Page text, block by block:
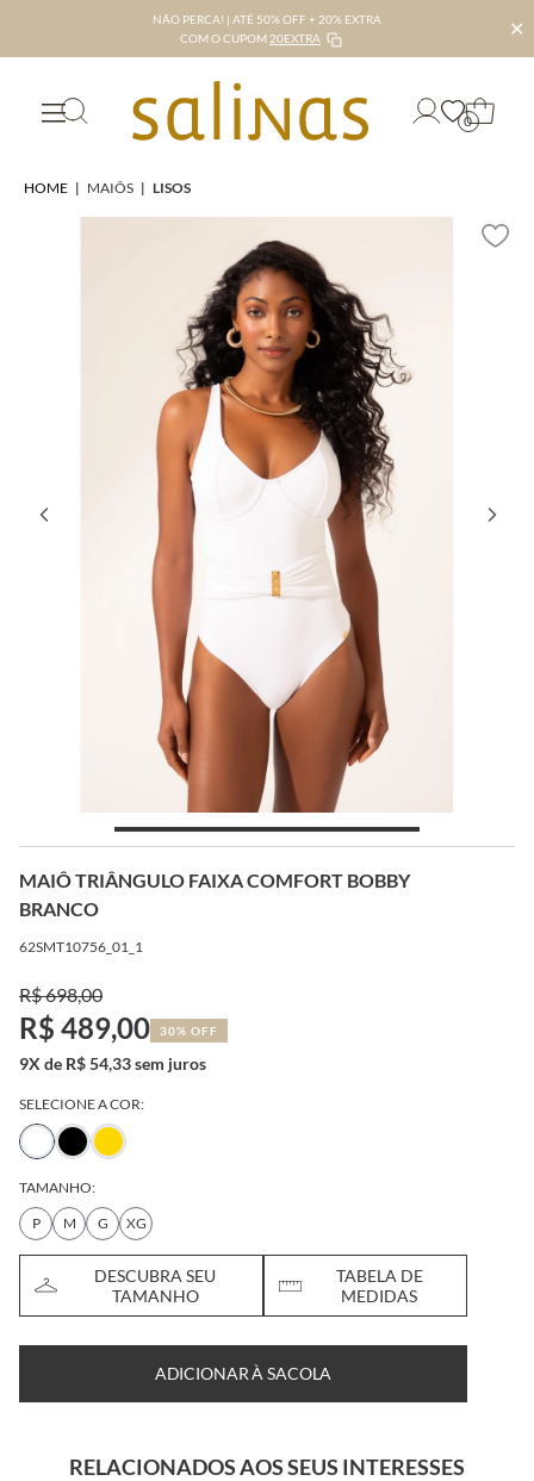
NÃO PERCA! | ATÉ 50% OFF + 20% EXTRA
COM O CUPOM 20EXTRA ✕
0
HOME | MAIÔS | LISOS
MAIÔ TRIÂNGULO FAIXA COMFORT BOBBY
BRANCO
62SMT10756_01_1
R$ 698,00
R$ 489,00 30% OFF
9X de R$ 54,33 sem juros
SELECIONE A COR:
TAMANHO:
P
M G XG
DESCUBRA SEU
TAMANHO
TABELA DE
MEDIDAS
ADICIONAR À SACOLA
RELACIONADOS AOS SEUS INTERESSES